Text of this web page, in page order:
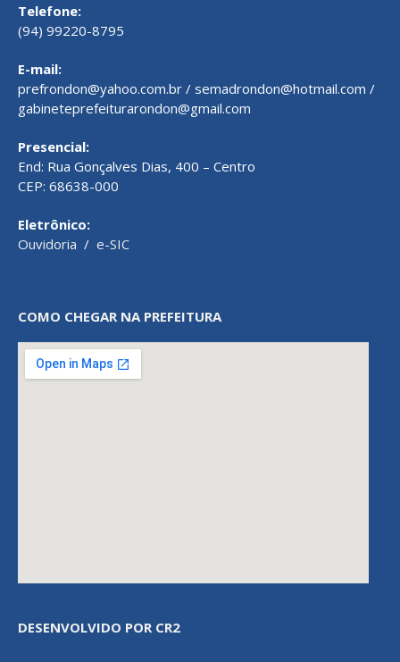
Telefone:
(94) 99220-8795
E-mail:
prefrondon@yahoo.com.br / semadrondon@hotmail.com /
gabineteprefeiturarondon@gmail.com
Presencial:
End: Rua Gonçalves Dias, 400 – Centro
CEP: 68638-000
Eletrônico:
Ouvidoria / e-SIC
COMO CHEGAR NA PREFEITURA
DESENVOLVIDO POR CR2